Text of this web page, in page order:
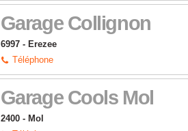
Garage Collignon
6997 - Erezee
Téléphone
Garage Cools Mol
2400 - Mol